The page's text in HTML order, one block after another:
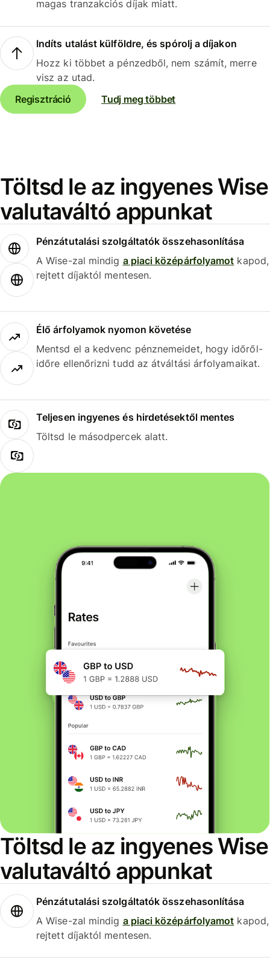
magas tranzakciós díjak miatt.
Indíts utalást külföldre, és spórolj a díjakon
Hozz ki többet a pénzedből, nem számít, merre
visz az utad.
Regisztráció
Tudj meg többet
Töltsd le az ingyenes Wise
valutaváltó appunkat
Pénzátutalási szolgáltatók összehasonlítása
A Wise-zal mindig a piaci középárfolyamot kapod,
rejtett díjaktól mentesen.
Élő árfolyamok nyomon követése
Mentsd el a kedvenc pénznemeidet, hogy időről-
időre ellenőrizni tudd az átváltási árfolyamaikat.
Teljesen ingyenes és hirdetésektől mentes
Töltsd le másodpercek alatt.
Töltsd le az ingyenes Wise
valutaváltó appunkat
Pénzátutalási szolgáltatók összehasonlítása
A Wise-zal mindig a piaci középárfolyamot kapod,
rejtett díjaktól mentesen.